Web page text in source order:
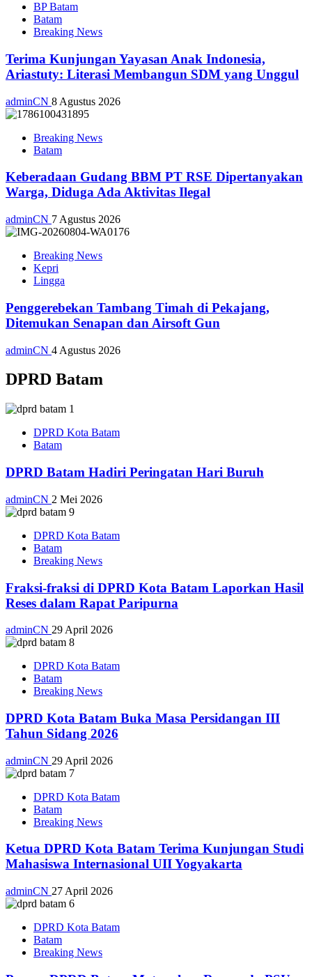
BP Batam
Batam
Breaking News
Terima Kunjungan Yayasan Anak Indonesia,
Ariastuty: Literasi Membangun SDM yang Unggul
adminCN 8 Agustus 2026
Breaking News
Batam
Keberadaan Gudang BBM PT RSE Dipertanyakan
Warga, Diduga Ada Aktivitas Ilegal
adminCN 7 Agustus 2026
Breaking News
Kepri
Lingga
Penggerebekan Tambang Timah di Pekajang,
Ditemukan Senapan dan Airsoft Gun
adminCN 4 Agustus 2026
DPRD Batam
DPRD Kota Batam
Batam
DPRD Batam Hadiri Peringatan Hari Buruh
adminCN 2 Mei 2026
DPRD Kota Batam
Batam
Breaking News
Fraksi-fraksi di DPRD Kota Batam Laporkan Hasil
Reses dalam Rapat Paripurna
adminCN 29 April 2026
DPRD Kota Batam
Batam
Breaking News
DPRD Kota Batam Buka Masa Persidangan III
Tahun Sidang 2026
adminCN 29 April 2026
DPRD Kota Batam
Batam
Breaking News
Ketua DPRD Kota Batam Terima Kunjungan Studi
Mahasiswa Internasional UII Yogyakarta
adminCN 27 April 2026
DPRD Kota Batam
Batam
Breaking News